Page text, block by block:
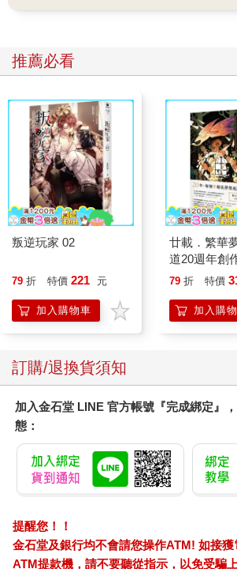
推薦必看
叛逆玩家 02
79 折 特價 221 元
加入購物車
廿載．繁華
道20週年創
79 折 特價
加入購
訂購/退換貨須知
加入金石堂 LINE 官方帳號『完成綁定』
態：
提醒您！！
金石堂及銀行均不會請您操作ATM! 如接
ATM提款機，請不要聽從指示，以免受騙上